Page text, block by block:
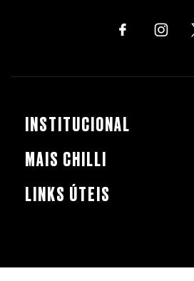
INSTITUCIONAL
MAIS CHILLI
LINKS ÚTEIS